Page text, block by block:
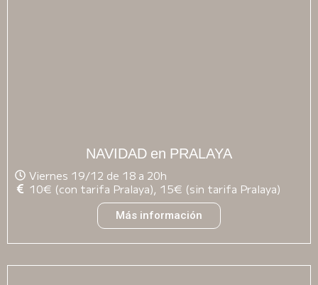
NAVIDAD en PRALAYA
Viernes 19/12 de 18 a 20h
10€ (con tarifa Pralaya), 15€ (sin tarifa Pralaya)
Más información